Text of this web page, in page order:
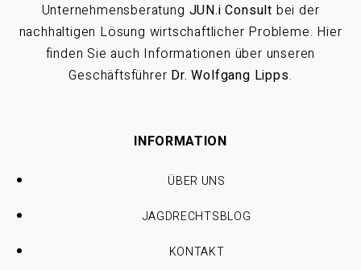
Unternehmensberatung JUN.i Consult bei der
nachhaltigen Lösung wirtschaftlicher Probleme. Hier
finden Sie auch Informationen über unseren
Geschäftsführer Dr. Wolfgang Lipps.
INFORMATION
ÜBER UNS
JAGDRECHTSBLOG
KONTAKT